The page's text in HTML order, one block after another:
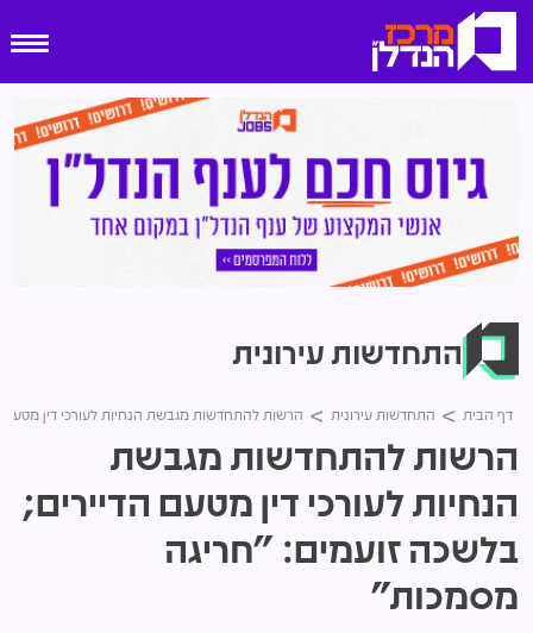
התחדשות עירונית
דף הבית התחדשות עירונית הרשות להתחדשות מגבשת הנחיות לעורכי דין
הרשות להתחדשות מגבשת
הנחיות לעורכי דין מטעם הדיירים;
בלשכה זועמים: "חריגה
מסמכות"